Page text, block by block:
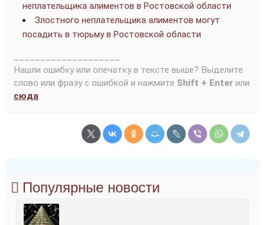
неплательщика алиментов в Ростовской области
Злостного неплательщика алиментов могут
посадить в тюрьму в Ростовской области
Нашли ошибку или опечатку в тексте выше? Выделите
слово или фразу с ошибкой и нажмите Shift + Enter или
сюда.
Популярные новости